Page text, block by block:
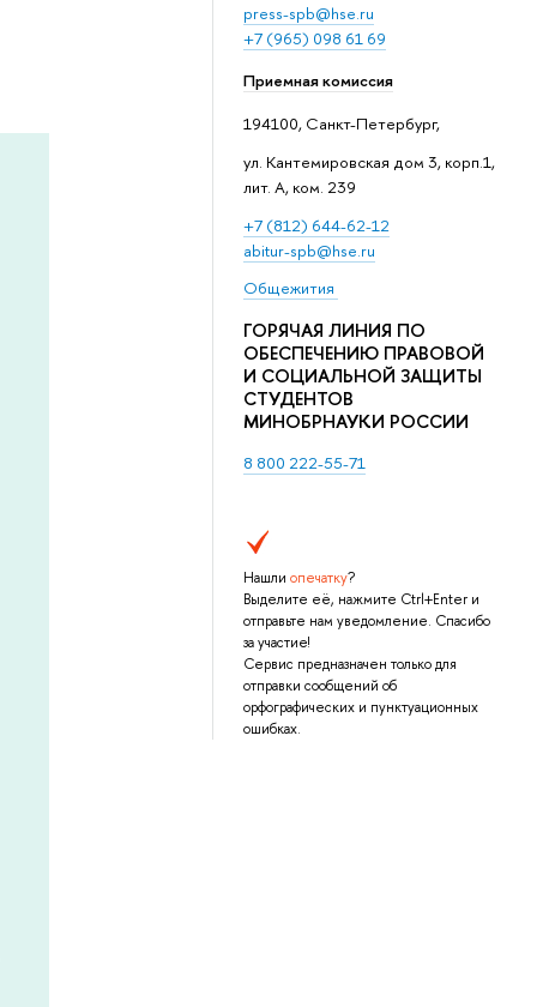
press-spb@hse.ru
+7 (965) 098 61 69
Приемная комиссия
194100, Санкт-Петербург,
ул. Кантемировская дом 3, корп.1,
лит. А, ком. 239
+7 (812) 644-62-12
abitur-spb@hse.ru
Общежития
ГОРЯЧАЯ ЛИНИЯ ПО
ОБЕСПЕЧЕНИЮ ПРАВОВОЙ
И СОЦИАЛЬНОЙ ЗАЩИТЫ
СТУДЕНТОВ
МИНОБРНАУКИ РОССИИ
8 800 222-55-71
Нашли опечатку?
Выделите её, нажмите Ctrl+Enter и
отправьте нам уведомление. Спасибо
за участие!
Сервис предназначен только для
отправки сообщений об
орфографических и пунктуационных
ошибках.